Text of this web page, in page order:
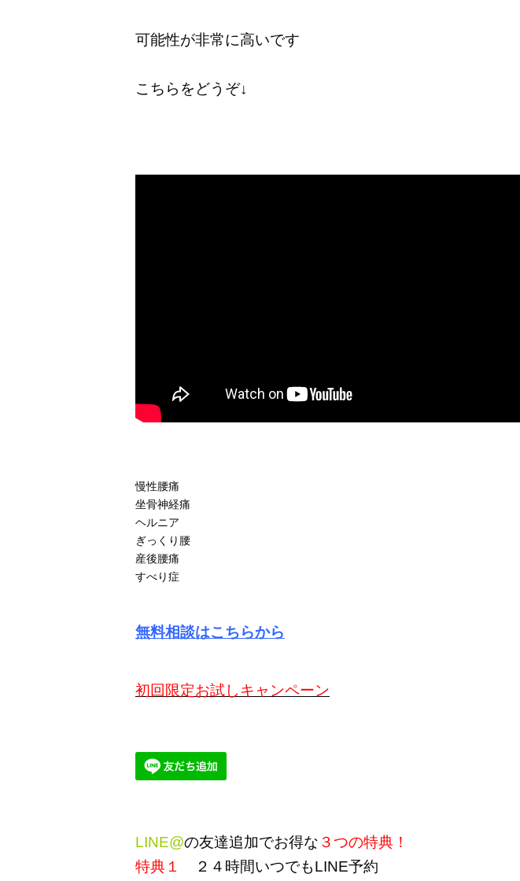
可能性が非常に高いです
こちらをどうぞ↓
慢性腰痛
坐骨神経痛
ヘルニア
ぎっくり腰
産後腰痛
すべり症
無料相談はこちらから
初回限定お試しキャンペーン
LINE@の友達追加でお得な ３つの特典！
特典１
２４時間いつでもLINE予約